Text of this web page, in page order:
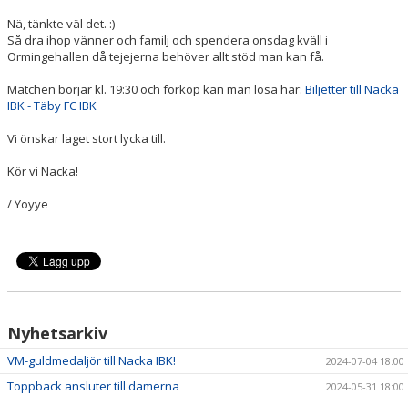
Nä, tänkte väl det. :)
Så dra ihop vänner och familj och spendera onsdag kväll i
Ormingehallen då tejejerna behöver allt stöd man kan få.
Matchen börjar kl. 19:30 och förköp kan man lösa här: Biljetter till Nacka
IBK - Täby FC IBK
Vi önskar laget stort lycka till.
Kör vi Nacka!
/ Yoyye
Nyhetsarkiv
VM-guldmedaljör till Nacka IBK! 2024-07-04 18:00
Toppback ansluter till damerna 2024-05-31 18:00